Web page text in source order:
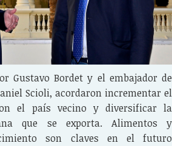
Gustavo Bordet y el embajador de
Scioli, acordaron incrementar el
el país vecino y diversificar la
que se exporta. Alimentos y
son claves en el futuro